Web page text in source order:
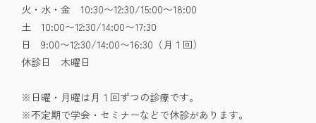
火・水・金 10:30〜12:30/15:00〜18:00
土 10:00〜12:30/14:00〜17:30
日 9:00〜12:30/14:00〜16:30（月１回）
休診日 木曜日
※日曜・月曜は月１回ずつの診療です。
※不定期で学会・セミナーなどで休診があります。